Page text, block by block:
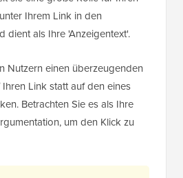
Ihrem Link in den
dient als Ihre 'Anzeigentext'.
Nutzern einen überzeugenden
Link statt auf den eines
Betrachten Sie es als Ihre
um den Klick zu